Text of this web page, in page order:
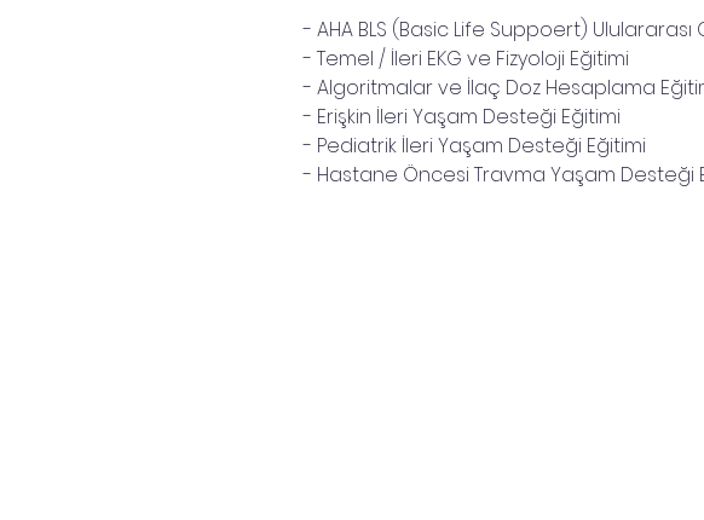
- AHA BLS (Basic Life Suppoert) Ululararası
- Temel / İleri EKG ve Fizyoloji Eğitimi
- Algoritmalar ve İlaç Doz Hesaplama
- Erişkin İleri Yaşam Desteği Eğitimi
- Pediatrik İleri Yaşam Desteği Eğitimi
- Hastane Öncesi Travma Yaşam Desteği